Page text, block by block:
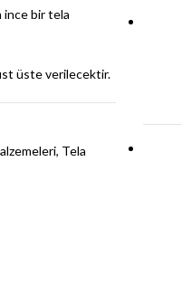
ince bir tela
üste verilecektir.
, Tela